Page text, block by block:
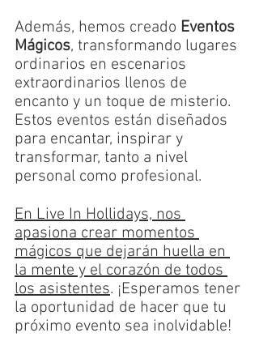
Además, hemos creado Eventos
Mágicos, transformando lugares
ordinarios en escenarios
extraordinarios llenos de
encanto y un toque de misterio.
Estos eventos están diseñados
para encantar, inspirar y
transformar, tanto a nivel
personal como profesional.
En Live In Hollidays, nos
apasiona crear momentos
mágicos que dejarán huella en
la mente y el corazón de todos
los asistentes. ¡Esperamos tener
la oportunidad de hacer que tu
próximo evento sea inolvidable!